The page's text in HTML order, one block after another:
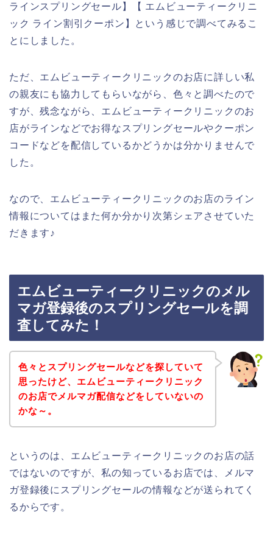
ラインスプリングセール】【 エムビューティークリニ
ック ライン割引クーポン】という感じで調べてみるこ
とにしました。
ただ、エムビューティークリニックのお店に詳しい私
の親友にも協力してもらいながら、色々と調べたので
すが、残念ながら、エムビューティークリニックのお
店がラインなどでお得なスプリングセールやクーポン
コードなどを配信しているかどうかは分かりませんで
した。
なので、エムビューティークリニックのお店のライン
情報についてはまた何か分かり次第シェアさせていた
だきます♪
エムビューティークリニックのメル
マガ登録後のスプリングセールを調
査してみた！
色々とスプリングセールなどを探していて
思ったけど、エムビューティークリニック
のお店でメルマガ配信などをしていないの
かな～。
というのは、エムビューティークリニックのお店の話
ではないのですが、私の知っているお店では、メルマ
ガ登録後にスプリングセールの情報などが送られてく
るからです。